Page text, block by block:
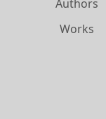
Authors
Works